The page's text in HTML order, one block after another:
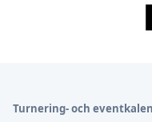
Turnering- och